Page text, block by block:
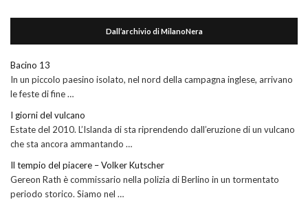
Dall’archivio di MilanoNera
Bacino 13
In un piccolo paesino isolato, nel nord della campagna inglese, arrivano
le feste di fine …
I giorni del vulcano
Estate del 2010. L’Islanda di sta riprendendo dall’eruzione di un vulcano
che sta ancora ammantando …
Il tempio del piacere – Volker Kutscher
Gereon Rath è commissario nella polizia di Berlino in un tormentato
periodo storico. Siamo nel …